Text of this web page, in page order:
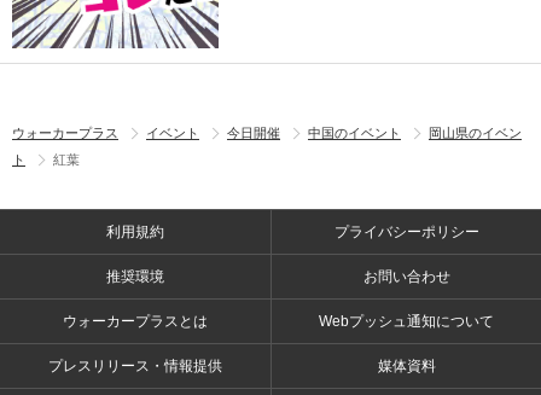
ウォーカープラス イベント 今日開催 中国のイベント
岡山県のイベン
ト
紅葉
利用規約 プライバシーポリシー
推奨環境 お問い合わせ
ウォーカープラスとは Webプッシュ通知について
プレスリリース・情報提供 媒体資料